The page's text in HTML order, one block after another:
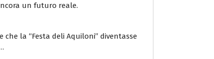
un futuro reale.
la “Festa deli Aquiloni” diventasse